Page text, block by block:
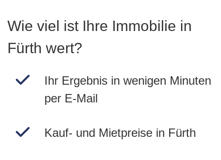
Wie viel ist Ihre Immobilie in
Fürth wert?
Ihr Ergebnis in wenigen Minuten
per E-Mail
Kauf- und Mietpreise in Fürth